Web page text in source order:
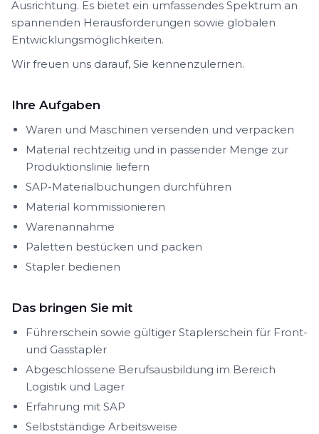
Ausrichtung. Es bietet ein umfassendes Spektrum an
spannenden Herausforderungen sowie globalen
Entwicklungsmöglichkeiten.
Wir freuen uns darauf, Sie kennenzulernen.
Ihre Aufgaben
Waren und Maschinen versenden und verpacken
Material rechtzeitig und in passender Menge zur
Produktionslinie liefern
SAP-Materialbuchungen durchführen
Material kommissionieren
Warenannahme
Paletten bestücken und packen
Stapler bedienen
Das bringen Sie mit
Führerschein sowie gültiger Staplerschein für Front-
und Gasstapler
Abgeschlossene Berufsausbildung im Bereich
Logistik und Lager
Erfahrung mit SAP
Selbstständige Arbeitsweise